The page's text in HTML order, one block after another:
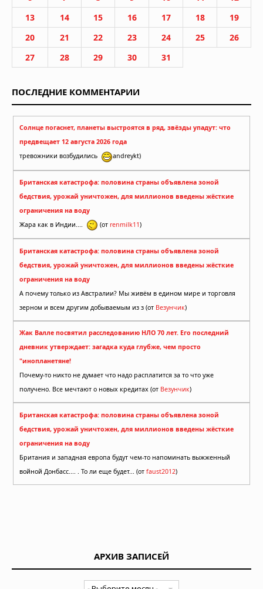
13
14 15 16 17 18
19
20
21 22 23 24 25
26
27
28 29 30 31
ПОСЛЕДНИЕ КОММЕНТАРИИ
Солнце погаснет, планеты выстроятся в ряд, звёзды упадут: что
предвещает 12 августа 2026 года
тревожники возбудились
andreykt)
Британская катастрофа: половина страны объявлена зоной
бедствия, урожай уничтожен, для миллионов введены жёсткие
ограничения на воду
Жара как в Индии....
(от renmilk11)
Британская катастрофа: половина страны объявлена зоной
бедствия, урожай уничтожен, для миллионов введены жёсткие
ограничения на воду
А почему только из Австралии? Мы живём в едином мире и торговля
зерном и всем другим добываемым из з (от Везунчик)
Жак Валле посвятил расследованию НЛО 70 лет. Его последний
дневник утверждает: загадка куда глубже, чем просто
"инопланетяне!
Почему-то никто не думает что надо расплатится за то что уже
получено. Все мечтают о новых кредитах (от Везунчик)
Британская катастрофа: половина страны объявлена зоной
бедствия, урожай уничтожен, для миллионов введены жёсткие
ограничения на воду
Британия и западная европа будут чем-то напоминать выжженный
войной Донбасс.... . То ли еще будет... (от faust2012)
АРХИВ ЗАПИСЕЙ